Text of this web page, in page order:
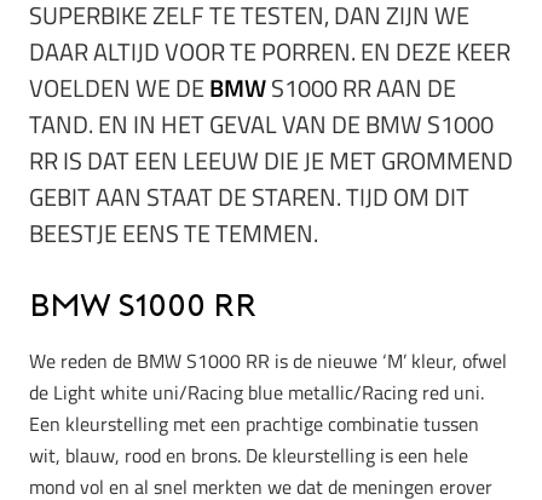
SUPERBIKE ZELF TE TESTEN, DAN ZIJN WE
DAAR ALTIJD VOOR TE PORREN. EN DEZE KEER
VOELDEN WE DEBMWS1000 RR AAN DE
TAND. EN IN HET GEVAL VAN DE BMW S1000
RR IS DAT EEN LEEUW DIE JE MET GROMMEND
GEBIT AAN STAAT DE STAREN. TIJD OM DIT
BEESTJE EENS TE TEMMEN.
BMW S1000 RR
We reden de BMW S1000 RR is de nieuwe ‘M’ kleur, ofwel
de Light white uni/Racing blue metallic/Racing red uni.
Een kleurstelling met een prachtige combinatie tussen
wit, blauw, rood en brons. De kleurstelling is een hele
mond vol en al snel merkten we dat de meningen erover